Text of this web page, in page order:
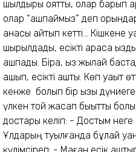
шылдыры оятты, олар барып
олар “ашпаймыз” деп
анасы қайтып кетті... Кішкене
шырылдады, есікті қараса
ашпады. Бірақ, қыз жылай
ашып, есікті ашты. Көп уақыт
кенже болып бір қызы
үлкен той жасап бықытты
достары келіп: - Достым
Ұлдарың туылғанда бұлай
күлімсіреп: - Маған есік